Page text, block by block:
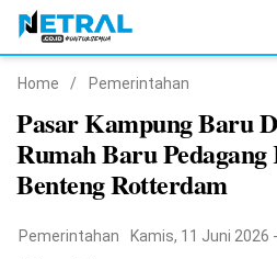
Nasional
Pemerintahan
Home / Pemerintahan
Pasar Kampung Baru
Rumah Baru
Benteng Rotterdam
Pemerintahan
Kamis, 11 Juni 2026